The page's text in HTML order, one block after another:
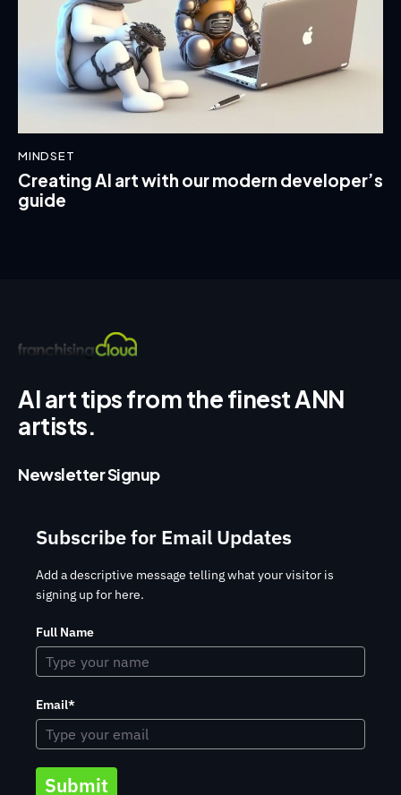
MINDSET
Creating AI art with our modern developer’s
guide
AI art tips from the finest ANN
artists.
Newsletter Signup
Subscribe for Email Updates
Add a descriptive message telling what your visitor is
signing up for here.
Full Name
Email*
Submit